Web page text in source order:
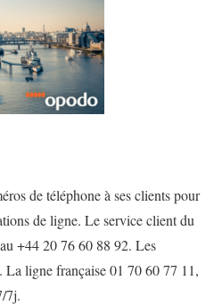
de téléphone à ses clients pour
de ligne. Le service client du
+44 20 76 60 88 92. Les
La ligne française 01 70 60 77 11,
7j.